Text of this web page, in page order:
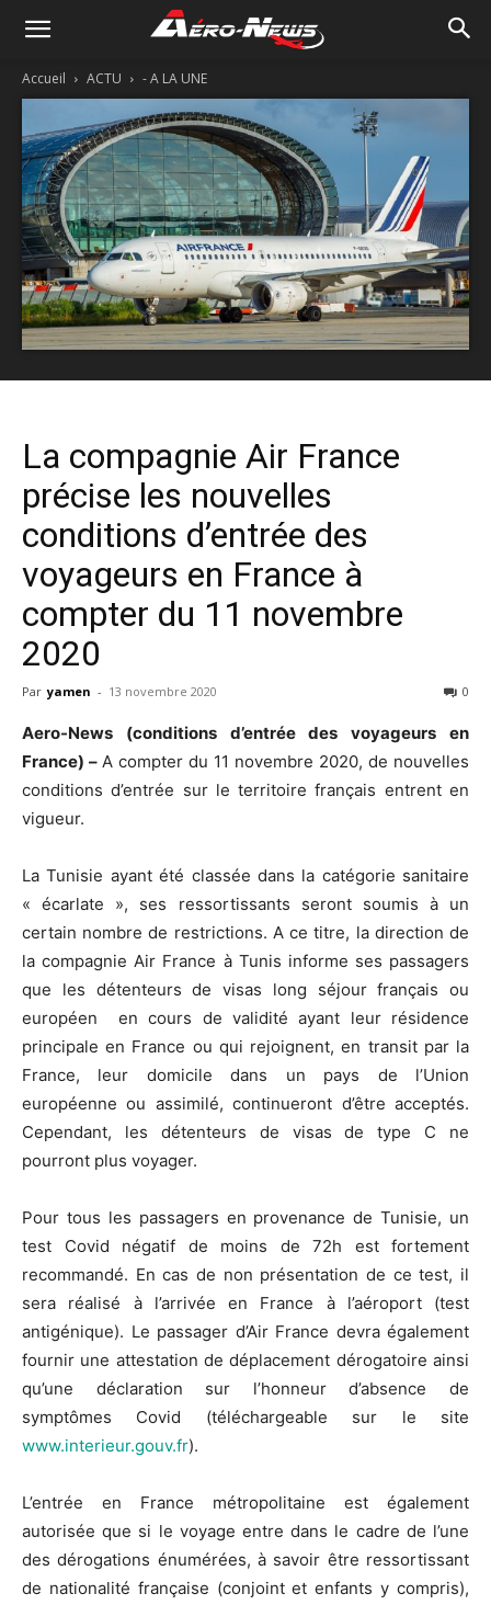
Accueil ACTU - A LA UNE
La compagnie Air France
précise les nouvelles
conditions d’entrée des
voyageurs en France à
compter du 11 novembre
2020
Par yamen - 13 novembre 2020 0
Aero-News (conditions d’entrée des voyageurs en
France) – A compter du 11 novembre 2020, de nouvelles
conditions d’entrée sur le territoire français entrent en
vigueur.
La Tunisie ayant été classée dans la catégorie sanitaire
« écarlate », ses ressortissants seront soumis à un
certain nombre de restrictions. A ce titre, la direction de
la compagnie Air France à Tunis informe ses passagers
que les détenteurs de visas long séjour français ou
européen en cours de validité ayant leur résidence
principale en France ou qui rejoignent, en transit par la
France, leur domicile dans un pays de l’Union
européenne ou assimilé, continueront d’être acceptés.
Cependant, les détenteurs de visas de type C ne
pourront plus voyager.
Pour tous les passagers en provenance de Tunisie, un
test Covid négatif de moins de 72h est fortement
recommandé. En cas de non présentation de ce test, il
sera réalisé à l’arrivée en France à l’aéroport (test
antigénique). Le passager d’Air France devra également
fournir une attestation de déplacement dérogatoire ainsi
qu’une déclaration sur l’honneur d’absence de
symptômes Covid (téléchargeable sur le site
www.interieur.gouv.fr).
L’entrée en France métropolitaine est également
autorisée que si le voyage entre dans le cadre de l’une
des dérogations énumérées, à savoir être ressortissant
de nationalité française (conjoint et enfants y compris),